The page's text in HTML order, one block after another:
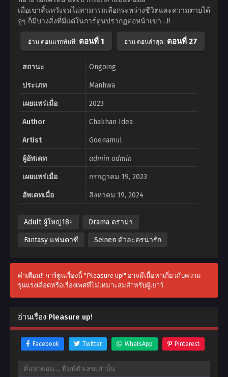
เมื่อเขาสิ้นหวังจนไม่สามารถเลือกระหว่างชีวิตและความตายได้
จู่ๆ ก็มีบางสิ่งที่มีแต่ในการ์ตูนปรากฏต่อหน้าเขา…!!
อ่าน ตอนแรกทันที: ตอนที่ 1 อ่าน ตอนล่าสุด: ตอนที่ 27
สถานะ Ongoing
ประเภท Manhwa
เผยแพร่เมื่อ 2023
Author Chakhan Idea
Artist Goenamul
ผู้อัพเดท admin admin
เผยแพร่เมื่อ กรกฎาคม 19, 2023
อัพเดทเมื่อ สิงหาคม 19, 2024
Adult ผู้ใหญ่18+ Drama ดราม่า
Fantasy แฟนตาซี Seinen ตัวละครน่ารัก
คำเตือน!! การ์ตูนเรื่องนี้ "Pleasure up!" อาจมีเนื้อหาเกี่ยวกับความ
รุนแรงเลือดหรือเรื่องเพศที่ไม่เหมาะสมสำหรับผู้เยาว์
อ่านเรื่อง Pleasure up!
Facebook Twitter WhatsApp Pinterest